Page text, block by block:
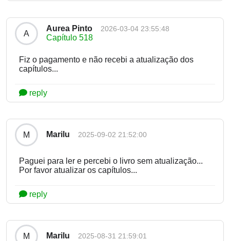
A
Aurea Pinto 2026-03-04 23:55:48
Capítulo 518
Fiz o pagamento e não recebi a atualização dos
capítulos...
reply
M Marilu 2025-09-02 21:52:00
Paguei para ler e percebi o livro sem atualização...
Por favor atualizar os capítulos...
reply
M Marilu 2025-08-31 21:59:01